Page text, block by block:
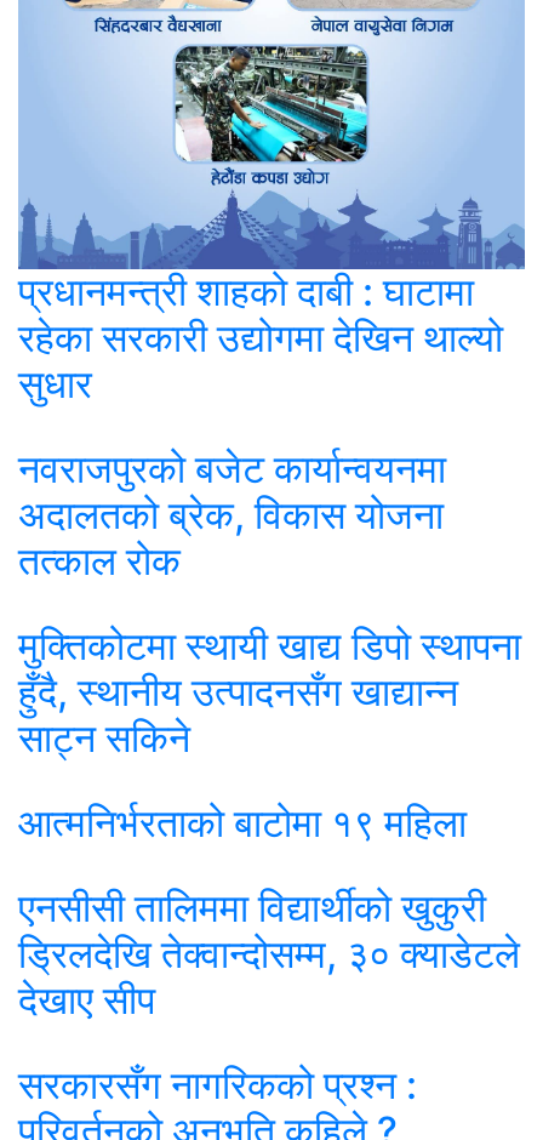
प्रधानमन्त्री शाहको दाबी : घाटामा
रहेका सरकारी उद्योगमा देखिन थाल्यो
सुधार
नवराजपुरको बजेट कार्यान्वयनमा
अदालतको ब्रेक, विकास योजना
तत्काल रोक
मुक्तिकोटमा स्थायी खाद्य डिपो स्थापना
हुँदै, स्थानीय उत्पादनसँग खाद्यान्न
साट्न सकिने
आत्मनिर्भरताको बाटोमा १९ महिला
एनसीसी तालिममा विद्यार्थीको खुकुरी
ड्रिलदेखि तेक्वान्दोसम्म, ३० क्याडेटले
देखाए सीप
सरकारसँग नागरिकको प्रश्न :